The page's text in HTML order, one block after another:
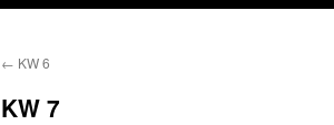
← KW 6
KW 7